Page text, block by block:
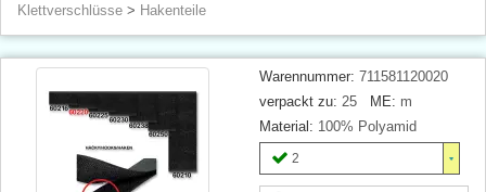
Klettverschlüsse > Hakenteile
Warennummer: 711581120020
verpackt zu: 25 ME: m
Material: 100% Polyamid
2